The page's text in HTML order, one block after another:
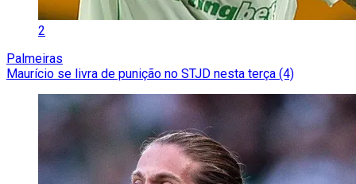
2
Palmeiras
Maurício se livra de punição no STJD nesta terça (4)